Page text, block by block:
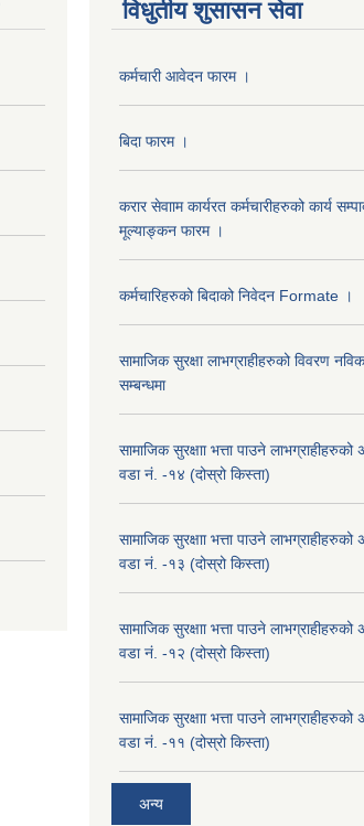
विधुतीय शुसासन सेवा
कर्मचारी आवेदन फारम ।
बिदा फारम ।
करार सेवााम कार्यरत कर्मचारीहरुको कार्य
मूल्याङ्कन फारम ।
कर्मचारिहरुको बिदाको निवेदन Formate ।
सामाजिक सुरक्षा लाभग्राहीहरुको विवरण
सम्बन्धमा
सामाजिक सुरक्षाा भत्ता पाउने
वडा नं. -१४ (दोस्रो किस्ता)
सामाजिक सुरक्षाा भत्ता पाउने
वडा नं. -१३ (दोस्रो किस्ता)
सामाजिक सुरक्षाा भत्ता पाउने
वडा नं. -१२ (दोस्रो किस्ता)
सामाजिक सुरक्षाा भत्ता पाउने
वडा नं. -११ (दोस्रो किस्ता)
अन्य